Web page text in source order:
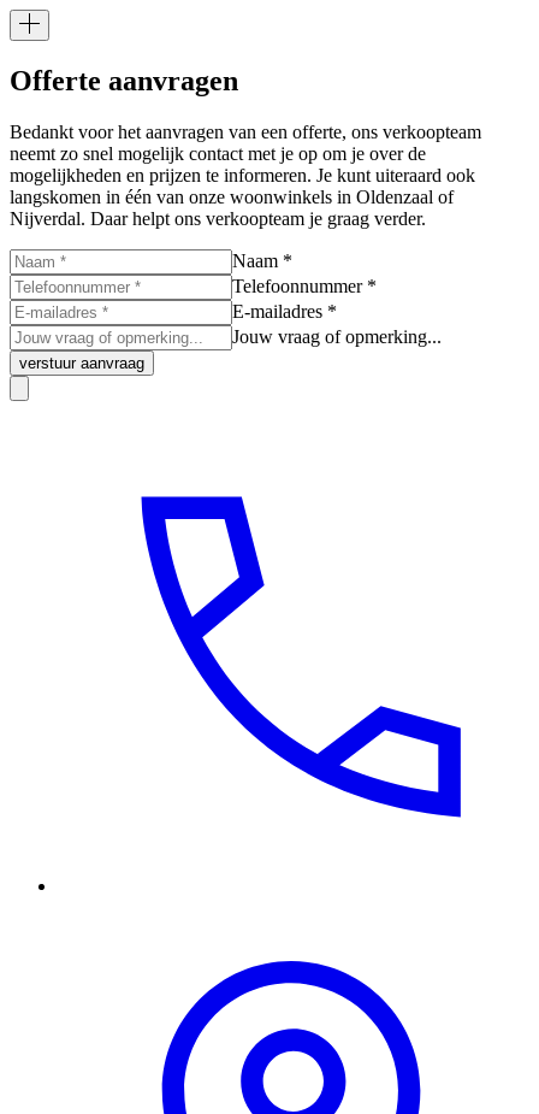
Offerte aanvragen
Bedankt voor het aanvragen van een offerte, ons verkoopteam
neemt zo snel mogelijk contact met je op om je over de
mogelijkheden en prijzen te informeren. Je kunt uiteraard ook
langskomen in één van onze woonwinkels in Oldenzaal of
Nijverdal. Daar helpt ons verkoopteam je graag verder.
Naam *
Telefoonnummer *
E-mailadres *
Jouw vraag of opmerking...
verstuur aanvraag